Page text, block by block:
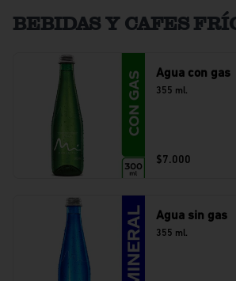
BEBIDAS Y CAFES
Agua con gas
355 ml.
$7.000
Agua sin gas
355 ml.